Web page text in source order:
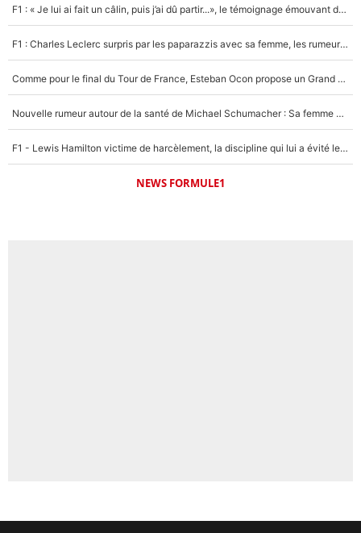
F1 : « Je lui ai fait un câlin, puis j’ai dû partir...», le témoignage émouvant de Max Verstappen sur sa fille
F1 : Charles Leclerc surpris par les paparazzis avec sa femme, les rumeurs étaient vraies !
Comme pour le final du Tour de France, Esteban Ocon propose un Grand Prix de Formule 1 à Paris : «Autour de l’Arc de Triomphe, ce serait génial» !
Nouvelle rumeur autour de la santé de Michael Schumacher : Sa femme Corinna sort du silence
F1 - Lewis Hamilton victime de harcèlement, la discipline qui lui a évité le pire : «J'aurais probablement mal tourné»
NEWS FORMULE1